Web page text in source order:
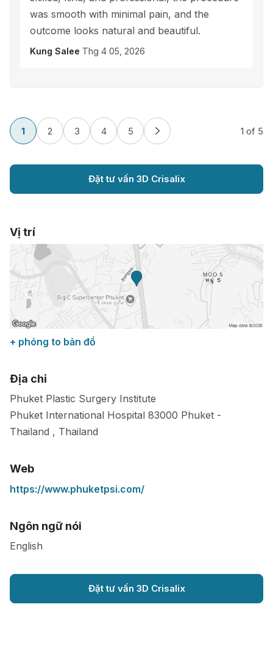
was smooth with minimal pain, and the
outcome looks natural and beautiful.
Kung Salee Thg 4 05, 2026
1 2 3 4 5 1 of 5
Đặt tư vấn 3D Crisalix
Vị trí
+ phóng to bản đồ
Địa chỉ
Phuket Plastic Surgery Institute
Phuket International Hospital 83000 Phuket -
Thailand , Thailand
Web
https://www.phuketpsi.com/
Ngôn ngữ nói
English
Đặt tư vấn 3D Crisalix